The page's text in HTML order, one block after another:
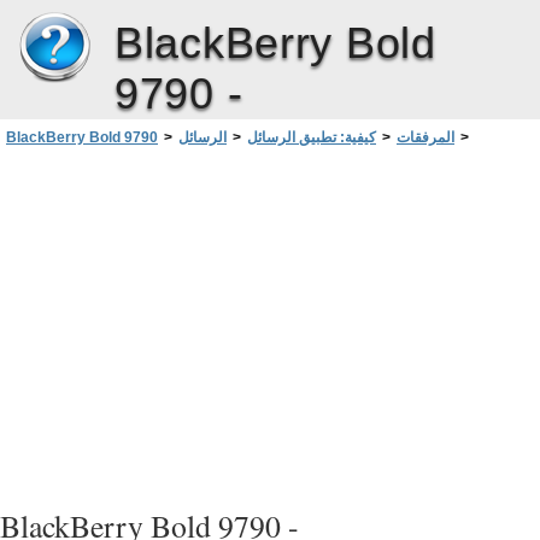
BlackBerry Bold
9790 -
BlackBerry Bold 9790 > الرسائل > كيفية: تطبيق الرسائل > المرفقات >
BlackBerry Bold 9790 -